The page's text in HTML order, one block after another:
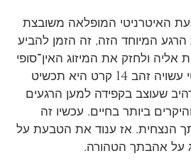
האיטרניטי המופלאה משובצת
המיוחד הזה, זה הזמן להביע
ולחזק את המיזוג האין־סופי
ביניכם. טבעת איטרניטי עשויה זהב 14 קרט היא תכשיט
שעוצב בקפידה למען הרגעים
ביותר בחיים. עכשיו זה
הנצחית. אז ענוד את הטבעת על
על אהבתך הטהורה.